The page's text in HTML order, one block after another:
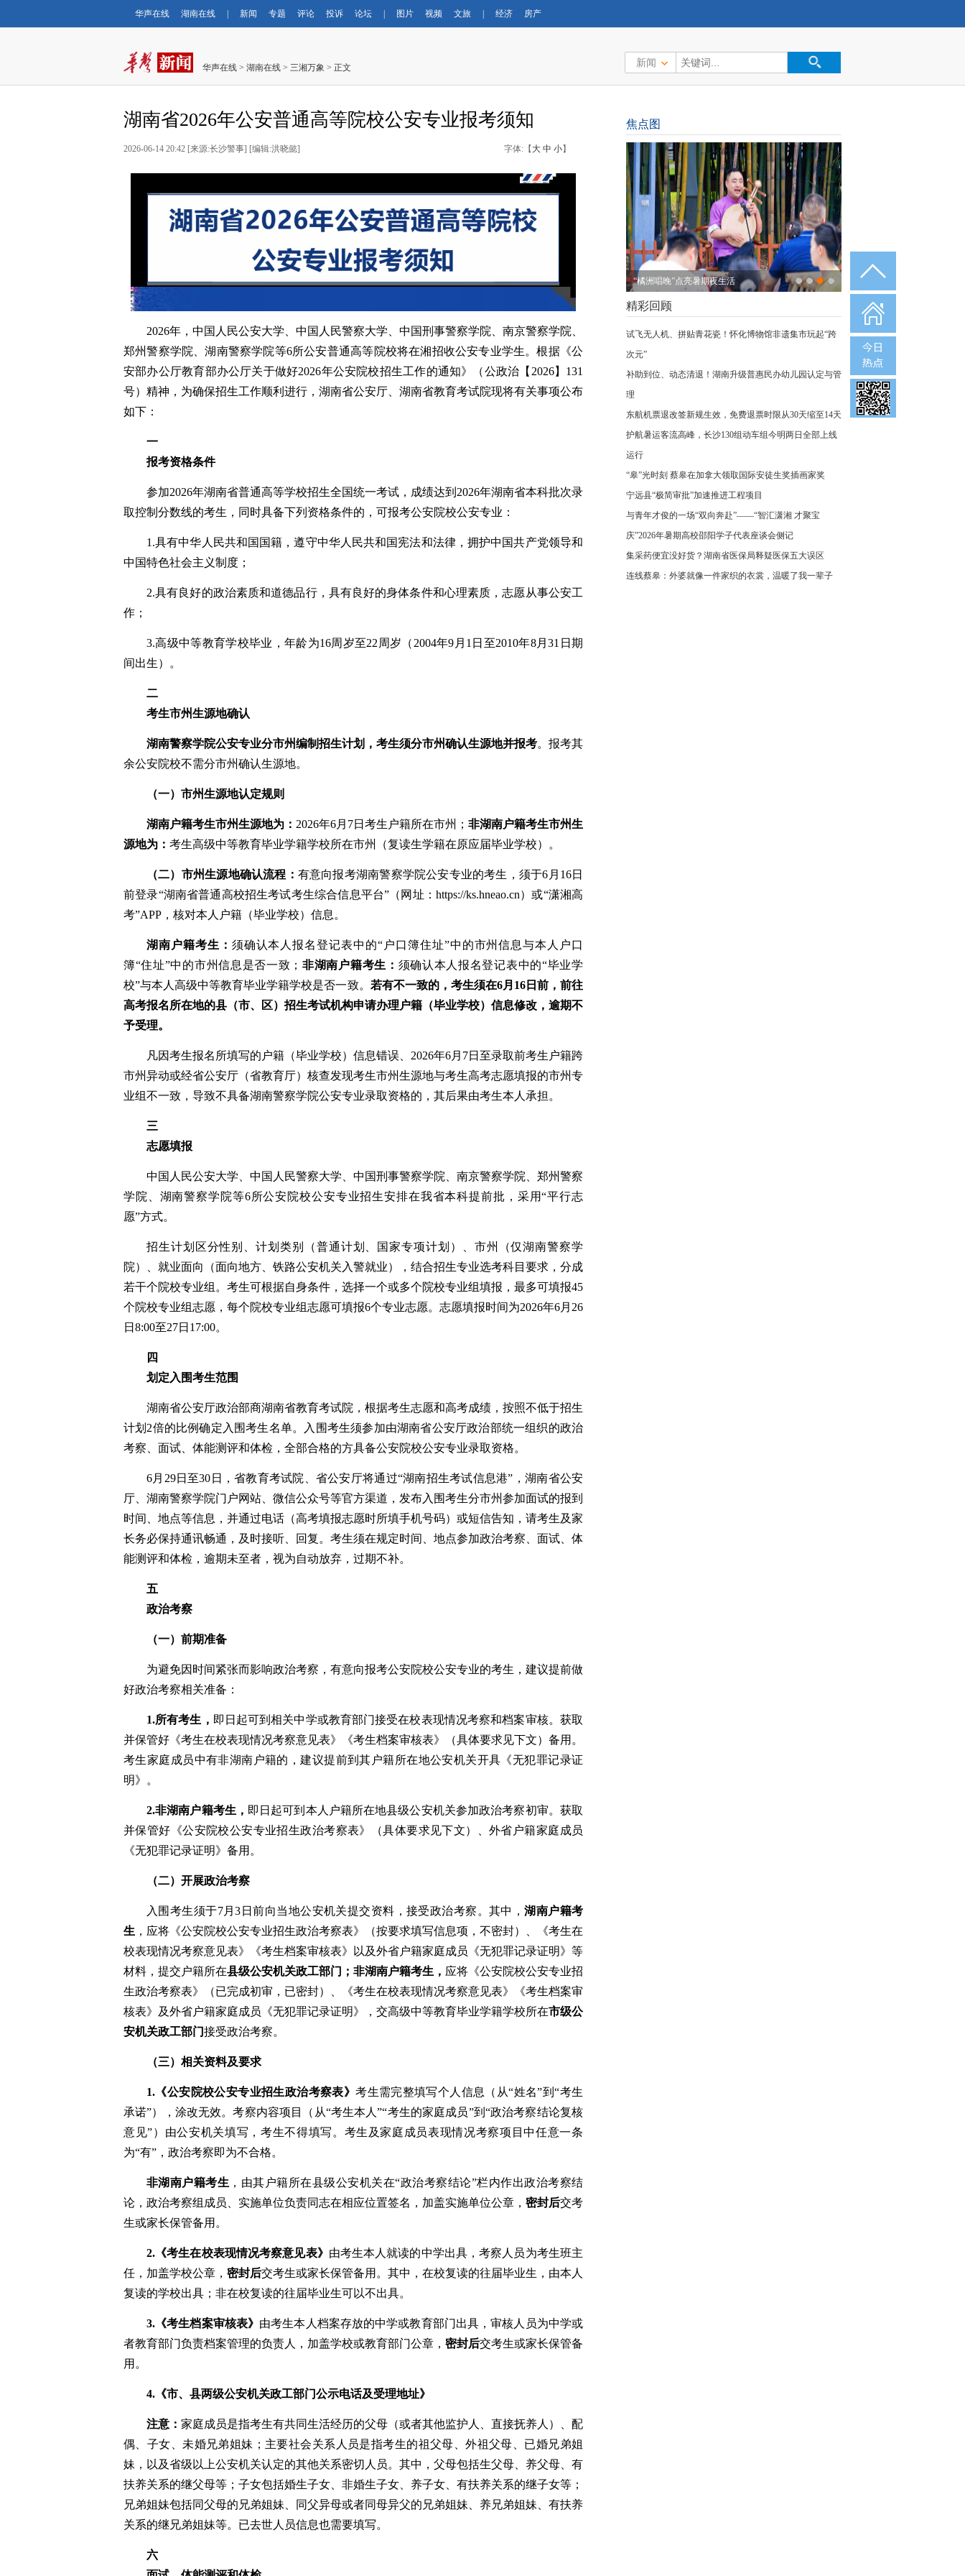
华声在线 湖南在线 新闻 专题 评论 投诉 论坛 图片 视频 文旅 经济 房产
华声在线 > 湖南在线 > 三湘万象 > 正文 新闻
湖南省2026年公安普通高等院校公安专业报考须知
2026-06-14 20:42 [来源:长沙警事] [编辑:洪晓懿] 字体:【 大 中 小】
2026年，中国人民公安大学、中国人民警察大学、中国刑事警察学院、南京警察学院、
郑州警察学院、湖南警察学院等6所公安普通高等院校将在湘招收公安专业学生。根据《公
安部办公厅教育部办公厅关于做好2026年公安院校招生工作的通知》（公政治【 2026】 131
号） 精神， 为确保招生工作顺利进行，湖南省公安厅、湖南省教育考试院现将有关事项公布
如下：
一
报考资格条件
参加2026年湖南省普通高等学校招生全国统一考试， 成绩达到 2026年湖南省本科批次录
取控制分数线的考生 ， 同时具备下列资格条件的，可报考公安院校公安专业：
1.具有中华人民共和国国籍，遵守中华人民共和国宪法和法律，拥护中国共产党领导和
中国特色社会主义制度；
2.具有良好的政治素质和道德品行，具有良好的身体条件和心理素质，志愿从事公安工
作；
3.高级中等教育学校毕业 ，年龄为16周岁至22 周岁（ 2004年9 月 1 日至2010年8月31 日期
间出生）
。
二
考生市州生源地确认
湖南警察学院公安专业分市州编制招生计划，考生须分市州确认生源地并报考。报考其
余公安院校不需分市州确认生源地。
（一）市州生源地认定规则
湖南户籍考生市州生源地为： 2026年6月 7日 考生户籍所在市州； 非湖南户籍考生市州生
源地为： 考生高级中等教育毕业学籍学校所在市州 （复读生学籍在原应届毕业学校） 。
（二）市州生源地确认流程： 有意向报考湖南警察学院公安专业的考生 ， 须于6 月 16日
前登录“湖南省普通高校招生考试考生综合信息平台” （网址： https://ks.hneao.cn）或“潇湘高
考”APP ，核对本人 户籍（毕业学校）信息。
湖南户籍考生： 须确认本人报名登记表中的“户口簿住址”中的市州信息与本人户口
簿“住址”中的市州信息是否一致 ； 非湖南户籍考生： 须确认本人报名登记表中的“毕业学
校”与本人高级中等教育毕业学籍学校是否一致。 若有不一致的，考生须在6月 16日前，前往
高考报名所在地的县 （市、 区） 招生考试机构申请办理 户籍（毕业学校） 信息修改，逾期不
予受理。
凡因考生报名所填写的 户籍（毕业学校） 信息错误 2026年6月 7日至录取前考生户籍跨
市州异动或经省公安厅（省教育厅）核查发现考生市州生源地与考生高考志愿填报的市州专
业组不一致，导致不具备湖南警察学院公安专业录取资格的 ， 其后果由考生本人 承担 。
三
志愿填报
中国人民公安大学、中国人民警察大学、中国刑事警察学院、南京警察学院、郑州警察
学院、 湖南警察学院等6所公安院校公安专业招生安排在我省本科提前批， 采用“平行志
愿”方式。
招生计划区分性别、计划类别（普通计划、国家专项计划）、市州（仅湖南警察学
院）
、就业面向（面向地方、铁路公安机关入警就业） ，结合招生专业选考科目要求 ， 分成
若干个院校专业组 。 考生可根据自身条件，选择一个或多个院校专业组填报，最多可填报45
个院校专业组志愿，每个院校专业组志愿可填报6个专业志愿。 志愿填报时间为2026年6月 26
日 8:00至27日 17:00。
四
划定入围考生范围
湖南省公安厅政治部商湖南省教育考试院 ， 根据考生志愿和高考成绩，按照不低于招生
计划 2倍的比例确定入围考生名单。入围考生须参加由湖南省公安厅政治部统一组织的政治
考察、 面试、体能测评和体检，全部合格的方具备公安院校公安专业录取资格。
6月 29日至30 日，省教育考试院、省公安厅将通过“湖南招生考试信息港” ， 湖南省公安
厅、湖南警察学院门户网站 、微信公众号等官方渠道 ， 发布入围考生分市州参加面试的报到
时间、地点等信息，并通过电话 （高考填报志愿时所填手机号码）或短信告知，请考生及家
长务必保持通讯畅通 ，及时接听、回复 。考生须在规定时间、地点参加政治考察、 面试、体
能测评和体检，逾期未至者，视为自动放弃，过期不补。
五
政治考察
（一）前期准备
为避免因时间紧张而影响政治考察，有意向报考公安院校公安专业的考生，建议提前做
好政治考察相关准备：
1.所有考生， 即日起可到相关中学或教育部门接受在校表现情况考察和档案审核。获取
并保管好 《考生在校表现情况考察意见表》《考生档案审核表》（具体要求见下文）备用 。
考生家庭成员中有非湖南户籍的，建议提前到其户籍所在地公安机关开具《无犯罪记录证
明》。
2.非湖南户籍考生 ， 即日起可到本人户籍所在地县级公安机关参加政治考察初审。获取
并保管好 《公安院校公安专业招生政治考察表》（具体要求见下文）、外省户籍家庭成员
《无犯罪记录证明》备用。
（二）开展政治考察
入围考生须于7月3 日前向当地公安机关提交资料，接受政治考察。其中，湖南户籍考
生 ，应将 《公安院校公安专业招生政治考察表》（按要求填写信息项 ，不密封）、《考生在
校表现情况考察意见表》《考生档案审核表》以及外省户籍家庭成员《无犯罪记录证明》等
材料 ，提交 户籍所在县级公安机关政工部门 ； 非湖南户籍考生， 应将 《公安院校公安专业招
生政治考察表》（已完成初审，已密封）、《考生在校表现情况考察意见表》《考生档案审
核表》及外省户籍家庭成员 《无犯罪记录证明》，交高级中等教育毕业学籍学校所在市级公
安机关政工部门接受政治考察。
（三）相关资料及要求
1. 《公安院校公安专业招生政治考察表》考生需完整填写个人信息（从“姓名”到“考生
承诺”），涂改无效。考察内容项目（从“考生本人”“考生的家庭成员”到“政治考察结论复核
意见”）由公安机关填写，考生不得填写。考生及家庭成员表现情况考察项目中任意一条
为“有”，政治考察即为不合格。
非湖南户籍考生 ，由其户籍所在县级公安机关在“政治考察结论”栏内作出政治考察结
论，政治考察组成员、实施单位负责同志在相应位置签名， 加盖实施单位公章， 密封后交考
生或家长保管备用。
2. 《考生在校表现情况考察意见表》 由考生本人就读的中学出具，考察人员为考生班主
任，加盖学校公章 ， 密封后交考生或家长保管备用。其中，在校复读的往届毕业生，由本人
复读的学校出具 ；非在校复读的往届毕业生可以不出具。
3. 《考生档案审核表》 由考生本人档案存放的中学或教育部门出具，审核人员为中学或
者教育部门负责档案管理的负责人，加盖学校或教育部门公章 ， 密封后交考生或家长保管备
用。
4. 《市、县两级公安机关政工部门公示电话及受理地址》
注意： 家庭成员是指考生有共同生活经历的父母（或者其他监护人、直接抚养人）、配
偶、子女、未婚兄弟姐妹；主要社会关系人员是指考生的祖父母、外祖父母、已婚兄弟姐
妹，以及省级以上公安机关认定的其他关系密切人员。其中，父母包括生父母、养父母、有
扶养关系的继父母等；子女包括婚生子女、非婚生子女、养子女、有扶养关系的继子女等；
兄弟姐妹包括同父母的兄弟姐妹、同父异母或者同母异父的兄弟姐妹、养兄弟姐妹、有扶养
关系的继兄弟姐妹等。 已去世人员信息也需要填写。
六
焦点图
“橘洲唱晚”点亮暑期夜生活
精彩回顾
试飞无人机、拼贴青花瓷！怀化博物馆非遗集市玩起“跨
次元”
补助到位、动态清退！湖南升级普惠民办幼儿园认定与管
理
东航机票退改签新规生效，免费退票时限从30天缩至14天
护航暑运客流高峰，长沙130组动车组今明两日全部上线
运行
“皋”光时刻 蔡皋在加拿大领取国际安徒生奖插画家奖
宁远县“极简审批”加速推进工程项目
与青年才俊的一场“双向奔赴”——“智汇潇湘 才聚宝
庆”2026年暑期高校邵阳学子代表座谈会侧记
集采药便宜没好货？湖南省医保局释疑医保五大误区
连线蔡皋：外婆就像一件家织的衣裳，温暖了我一辈子